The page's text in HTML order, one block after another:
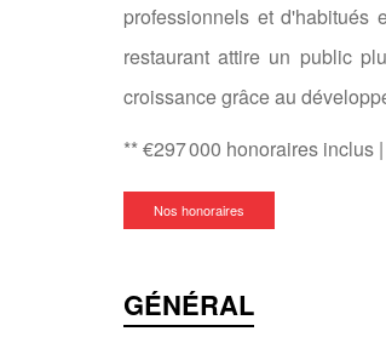
professionnels et d'habitués
restaurant attire un public
croissance grâce au
** €297 000 honoraires inclus |
Nos honoraires
GÉNÉRAL